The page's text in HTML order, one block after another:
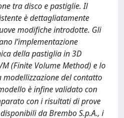
tra disco e pastiglie. Il
è dettagliatamente
modifiche introdotte. Gli
l’implementazione
della pastiglia in 3D
(Finite Volume Method) e lo
del contatto
è infine validato con
con i risultati di prove
da Brembo S.p.A., i